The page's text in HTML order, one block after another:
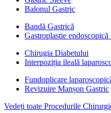
Balonul Gastric
Bandă Gastrică
Gastroplastie endoscopică
Chirugia Diabetului
Interpoziția ileală
Fundoplicare
Revizuire Manșon Gastric
Vedeți toate Procedurile